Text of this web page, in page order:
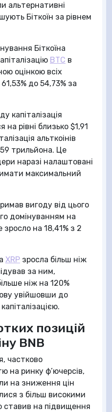
альтернативні
Біткоїн за рівнем
Біткоїна
BTC в
оцінкою всіх
до 54,73% за
капіталізація
на рівні близько $1,91
альткоінів
трильйона. Це
наразі налаштовані
максимальний
вигоду від цього
домінуванням на
на 18,41% з 2
XRP зросла більш ніж
за ним,
ніж на 120%
увійшовши до
позицій
BNB
частково
на ринку ф’ючерсів,
на зниження цін
з більш високими
ставив на підвищення